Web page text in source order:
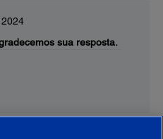
sua resposta.